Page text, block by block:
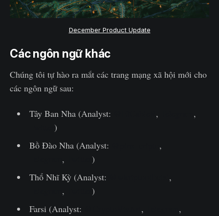
December Product Update
Các ngôn ngữ khác
Chúng tôi tự hào ra mắt các trang mạng xã hội mới cho
các ngôn ngữ sau:
Tây Ban Nha (Analyst: ,
,
)
Bồ Đào Nha (Analyst:
,
,
)
Thổ Nhĩ Kỳ (Analyst:
,
,
)
Farsi (Analyst:
,
,